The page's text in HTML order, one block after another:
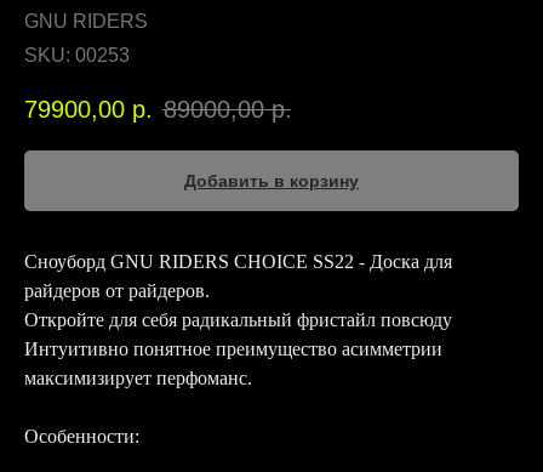
GNU RIDERS
SKU: 00253
79900,00 р. 89000,00 р.
Добавить в корзину
Сноуборд GNU RIDERS CHOICE SS22 - Доска для
райдеров от райдеров.
Откройте для себя радикальный фристайл повсюду
Интуитивно понятное преимущество асимметрии
максимизирует перфоманс.
Особенности: